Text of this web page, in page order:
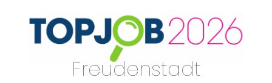
Freudenstadt